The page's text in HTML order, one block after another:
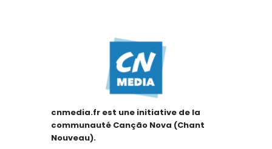
cnmedia.fr est une initiative de la
communauté Canção Nova (Chant
Nouveau).